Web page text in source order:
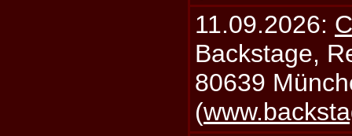
11.09.2026:
Backstage,
80639
(